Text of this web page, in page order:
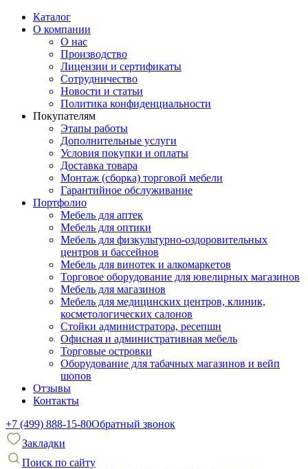
Каталог
О компании
О нас
Производство
Лицензии и сертификаты
Сотрудничество
Новости и статьи
Политика конфиденциальности
Покупателям
Этапы работы
Дополнительные услуги
Условия покупки и оплаты
Доставка товара
Монтаж (сборка) торговой мебели
Гарантийное обслуживание
Портфолио
Мебель для аптек
Мебель для оптики
Мебель для физкультурно-оздоровительных
центров и бассейнов
Мебель для винотек и алкомаркетов
Торговое оборудование для ювелирных магазинов
Мебель для магазинов
Мебель для медицинских центров, клиник,
косметологических салонов
Стойки администратора, ресепшн
Офисная и административная мебель
Торговые островки
Оборудование для табачных магазинов и вейп
шопов
Отзывы
Контакты
+7 (499) 888-15-80Обратный звонок
Закладки
Поиск по сайту